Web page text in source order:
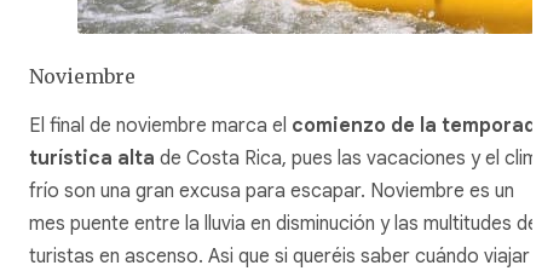
Noviembre
El final de noviembre marca el comienzo de la
turística alta de Costa Rica, pues las vacaciones y el
frío son una gran excusa para escapar. Noviembre es un
mes puente entre la lluvia en disminución y las multitudes de
turistas en ascenso. Asi que si queréis saber cuándo viajar